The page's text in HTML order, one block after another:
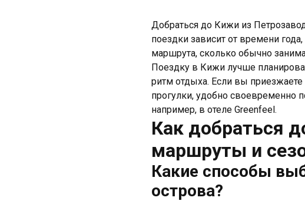
Добраться до Кижи из
поездки зависит от времени
маршрута, сколько обычно
Поездку в Кижи лучше
ритм отдыха. Если вы
прогулки, удобно своевременно
например, в отеле Greenfeel.
Как добраться
маршруты и
Какие способы
острова?